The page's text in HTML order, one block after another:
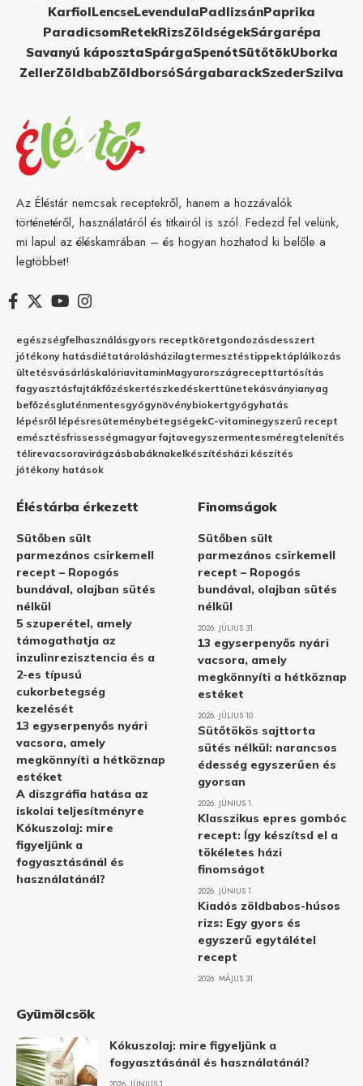
KarfiolLencseLevendulaPadlizsánPaprika
ParadicsomRetekRizsZöldségekSárgarépa
Savanyú káposztaSpárgaSpenótSütőtökUborka
ZellerZöldbabZöldborsóSárgabarackSzederSzilva
Az Éléstár nemcsak receptekről, hanem a hozzávalók
történetéről, használatáról és titkairól is szól. Fedezd fel velünk,
mi lapul az éléskamrában – és hogyan hozhatod ki belőle a
legtöbbet!
egészségfelhasználásgyors receptköretgondozásdesszert
jótékony hatásdiétatárolásházilagtermesztéstippektáplálkozás
ültetésvásárláskalóriavitaminMagyarországrecepttartósítás
fagyasztásfajtákfőzéskertészkedéskerttünetekásványianyag
befőzésgluténmentesgyógynövénybiokertgyógyhatás
lépésről lépésresüteménybetegségekC-vitaminegyszerű recept
emésztésfrissességmagyar fajtavegyszermentesméregtelenítés
télirevacsoravirágzásbabáknakelkészítésházi készítés
jótékony hatások
Éléstárba érkezett
Sütőben sült
parmezános csirkemell
recept – Ropogós
bundával, olajban sütés
nélkül
5 szuperétel, amely
támogathatja az
inzulinrezisztencia és a
2-es típusú
cukorbetegség
kezelését
13 egyserpenyős nyári
vacsora, amely
megkönnyíti a hétköznap
estéket
A diszgráfia hatása az
iskolai teljesítményre
Kókuszolaj: mire
figyeljünk a
fogyasztásánál és
használatánál?
Finomságok
Sütőben sült
parmezános csirkemell
recept – Ropogós
bundával, olajban sütés
nélkül
2026. JÚLIUS 31.
13 egyserpenyős nyári
vacsora, amely
megkönnyíti a hétköznap
estéket
2026. JÚLIUS 10.
Sütőtökös sajttorta
sütés nélkül: narancsos
édesség egyszerűen és
gyorsan
2026. JÚNIUS 1.
Klasszikus epres gombóc
recept: Így készítsd el a
tökéletes házi
finomságot
2026. JÚNIUS 1.
Kiadós zöldbabos-húsos
rizs: Egy gyors és
egyszerű egytálétel
recept
2026. MÁJUS 31.
Gyümölcsök
Kókuszolaj: mire figyeljünk a
fogyasztásánál és használatánál?